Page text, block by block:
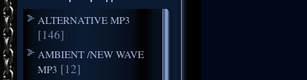
ALTERNATIVE MP3
[146]
AMBIENT /NEW WAVE
MP3 [12]